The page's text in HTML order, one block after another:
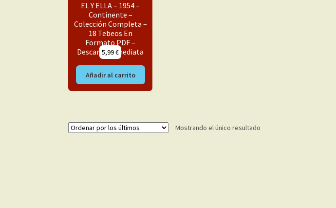
EL Y ELLA – 1954 –
Continente –
Colección Completa –
18 Tebeos En
Formato PDF –
Descarga Inmediata
5,99€
Añadir al carrito
Mostrando el único resultado